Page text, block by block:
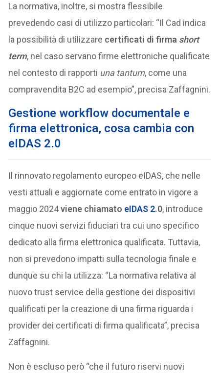
La normativa, inoltre, si mostra flessibile
prevedendo casi di utilizzo particolari: “Il Cad indica
la possibilità di utilizzare certificati di firma short
term, nel caso servano firme elettroniche qualificate
nel contesto di rapporti una tantum, come una
compravendita B2C ad esempio”, precisa Zaffagnini.
Gestione workflow documentale e
firma elettronica, cosa cambia con
eIDAS 2.0
Il rinnovato regolamento europeo eIDAS, che nelle
vesti attuali e aggiornate come entrato in vigore a
maggio 2024viene chiamato eIDAS 2.0, introduce
cinque nuovi servizi fiduciari tra cui uno specifico
dedicato alla firma elettronica qualificata. Tuttavia,
non si prevedono impatti sulla tecnologia finale e
dunque su chi la utilizza: “La normativa relativa al
nuovo trust service della gestione dei dispositivi
qualificati per la creazione di una firma riguarda i
provider dei certificati di firma qualificata”, precisa
Zaffagnini.
Non è escluso però “che il futuro riservi nuovi